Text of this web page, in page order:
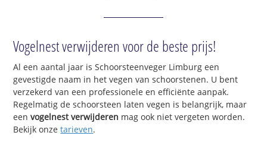
Vogelnest verwijderen voor de beste prijs!
Al een aantal jaar is Schoorsteenveger Limburg een
gevestigde naam in het vegen van schoorstenen. U bent
verzekerd van een professionele en efficiënte aanpak.
Regelmatig de schoorsteen laten vegen is belangrijk, maar
eenvogelnest verwijderen mag ook niet vergeten worden.
Bekijk onzetarieven.